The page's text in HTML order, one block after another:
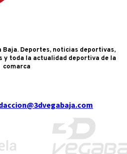
Baja. Deportes, noticias deportivas,
y toda la actualidad deportiva de la
comarca